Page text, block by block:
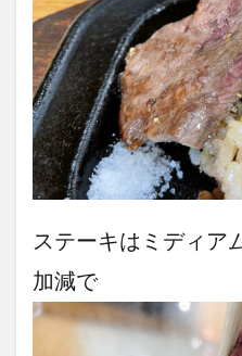
ステーキはミディア
加減で